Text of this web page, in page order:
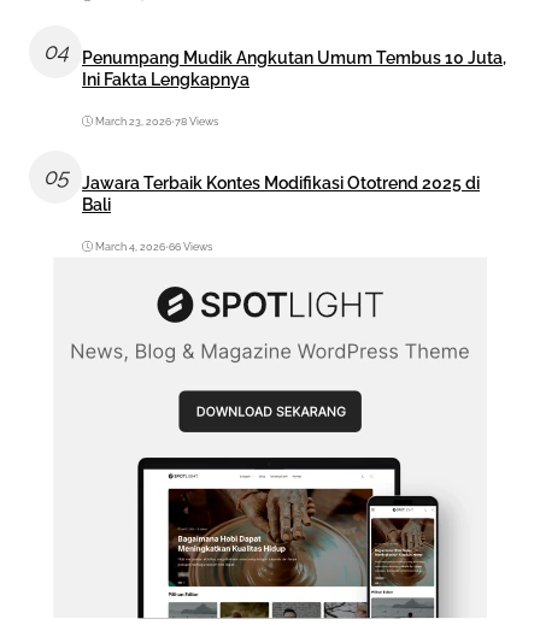
04
Penumpang Mudik Angkutan Umum Tembus 10 Juta,
Ini Fakta Lengkapnya
March 23, 2026•78 Views
05
Jawara Terbaik Kontes Modifikasi Ototrend 2025 di
Bali
March 4, 2026•66 Views